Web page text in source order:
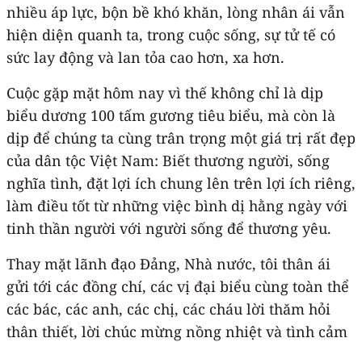
nhiều áp lực, bộn bề khó khăn, lòng nhân ái vẫn
hiện diện quanh ta, trong cuộc sống, sự tử tế có
sức lay động và lan tỏa cao hơn, xa hơn.
Cuộc gặp mặt hôm nay vì thế không chỉ là dịp
biểu dương 100 tấm gương tiêu biểu, mà còn là
dịp để chúng ta cùng trân trọng một giá trị rất đẹp
của dân tộc Việt Nam: Biết thương người, sống
nghĩa tình, đặt lợi ích chung lên trên lợi ích riêng,
làm điều tốt từ những việc bình dị hằng ngày với
tinh thần người với người sống để thương yêu.
Thay mặt lãnh đạo Đảng, Nhà nước, tôi thân ái
gửi tới các đồng chí, các vị đại biểu cùng toàn thể
các bác, các anh, các chị, các cháu lời thăm hỏi
thân thiết, lời chúc mừng nồng nhiệt và tình cảm